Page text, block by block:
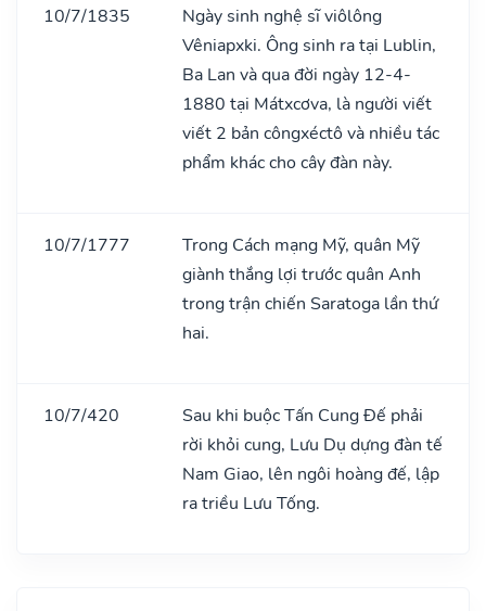
10/7/1835
Ngày sinh nghệ sĩ viôlông
Vêniapxki. Ông sinh ra tại Lublin,
Ba Lan và qua đời ngày 12-4-
1880 tại Mátxcơva, là người viết
viết 2 bản côngxéctô và nhiều tác
phẩm khác cho cây đàn này.
10/7/1777
Trong Cách mạng Mỹ, quân Mỹ
giành thắng lợi trước quân Anh
trong trận chiến Saratoga lần thứ
hai.
10/7/420
Sau khi buộc Tấn Cung Đế phải
rời khỏi cung, Lưu Dụ dựng đàn tế
Nam Giao, lên ngôi hoàng đế, lập
ra triều Lưu Tống.